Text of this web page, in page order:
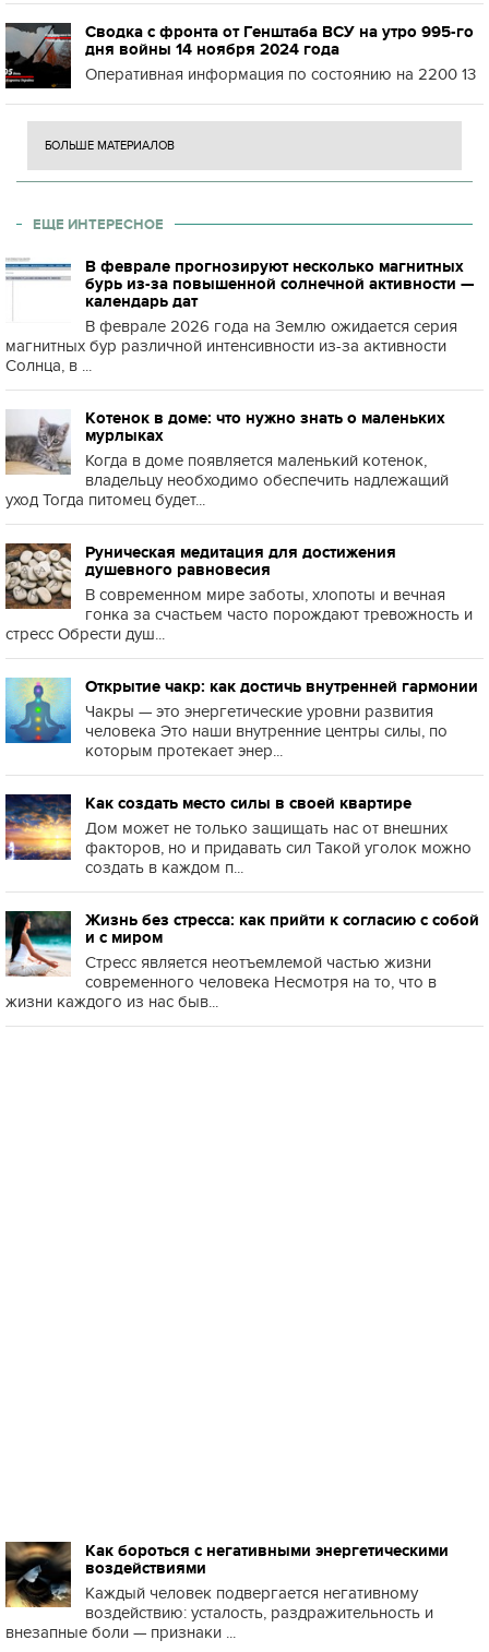
Сводка с фронта от Генштаба ВСУ на утро 995-го
дня войны 14 ноября 2024 года
Оперативная информация по состоянию на 2200 13
БОЛЬШЕ МАТЕРИАЛОВ
ЕЩЕ ИНТЕРЕСНОЕ
В феврале прогнозируют несколько магнитных
бурь из-за повышенной солнечной активности —
календарь дат
В феврале 2026 года на Землю ожидается серия
магнитных бур различной интенсивности из-за активности
Солнца, в ...
Котенок в доме: что нужно знать о маленьких
мурлыках
Когда в доме появляется маленький котенок,
владельцу необходимо обеспечить надлежащий
уход Тогда питомец будет...
Руническая медитация для достижения
душевного равновесия
В современном мире заботы, хлопоты и вечная
гонка за счастьем часто порождают тревожность и
стресс Обрести душ...
Открытие чакр: как достичь внутренней гармонии
Чакры — это энергетические уровни развития
человека Это наши внутренние центры силы, по
которым протекает энер...
Как создать место силы в своей квартире
Дом может не только защищать нас от внешних
факторов, но и придавать сил Такой уголок можно
создать в каждом п...
Жизнь без стресса: как прийти к согласию с собой
и с миром
Стресс является неотъемлемой частью жизни
современного человека Несмотря на то, что в
жизни каждого из нас быв...
Как бороться с негативными энергетическими
воздействиями
Каждый человек подвергается негативному
воздействию: усталость, раздражительность и
внезапные боли — признаки ...